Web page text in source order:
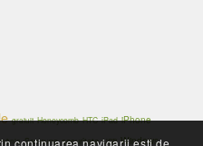
gratuit Honeycomb HTC iPad iPhone
Samsung securitate USB Windows